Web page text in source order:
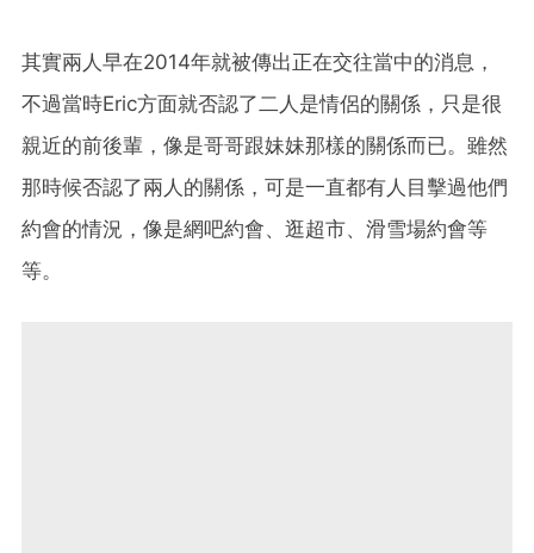
其實兩人早在2014年就被傳出正在交往當中的消息，
不過當時Eric方面就否認了二人是情侶的關係，只是很
親近的前後輩，像是哥哥跟妹妹那樣的關係而已。雖然
那時候否認了兩人的關係，可是一直都有人目擊過他們
約會的情況，像是網吧約會、逛超市、滑雪場約會等
等。